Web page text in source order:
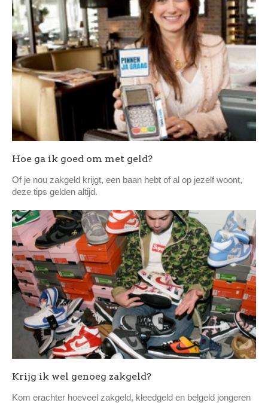
Hoe ga ik goed om met geld?
Of je nou zakgeld krijgt, een baan hebt of al op jezelf woont,
deze tips gelden altijd.
Krijg ik wel genoeg zakgeld?
Kom erachter hoeveel zakgeld, kleedgeld en belgeld jongeren